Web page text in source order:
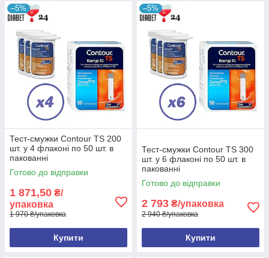
–5%
Тест-смужки Contour TS 200
шт. у 4 флаконі по 50 шт. в
пакованні
Готово до відправки
1 871,50 ₴/
упаковка
1 970 ₴/упаковка
Купити
–5%
Тест-смужки Contour TS 300
шт. у 6 флаконі по 50 шт. в
пакованні
Готово до відправки
2 793 ₴/упаковка
2 940 ₴/упаковка
Купити